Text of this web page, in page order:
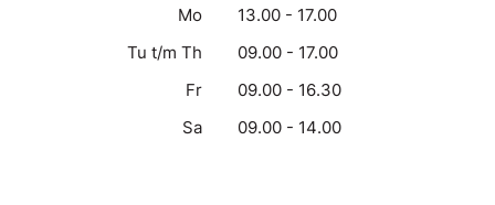
Mo
13.00 - 17.00
Tu t/m Th
09.00 - 17.00
Fr
09.00 - 16.30
Sa
09.00 - 14.00